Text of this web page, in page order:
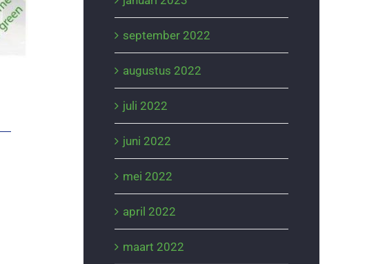
september 2022
augustus 2022
juli 2022
juni 2022
mei 2022
april 2022
maart 2022